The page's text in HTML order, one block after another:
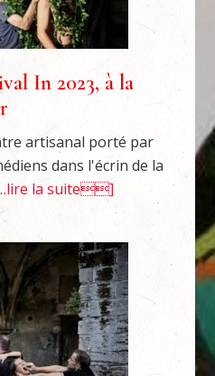
In 2023, à la
artisanal porté par
dans l'écrin de la
la suite]